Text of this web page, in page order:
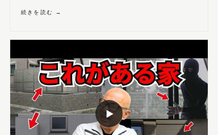
続きを読む →
▶